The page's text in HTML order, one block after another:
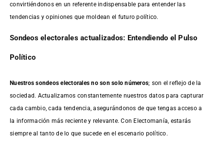
convirtiéndonos en un referente indispensable para entender las
tendencias y opiniones que moldean el futuro político.
Sondeos electorales actualizados: Entendiendo el Pulso
Político
Nuestros sondeos electorales no son solo números; son el reflejo de la
sociedad. Actualizamos constantemente nuestros datos para capturar
cada cambio, cada tendencia, asegurándonos de que tengas acceso a
la información más reciente y relevante. Con Electomanía, estarás
siempre al tanto de lo que sucede en el escenario político.